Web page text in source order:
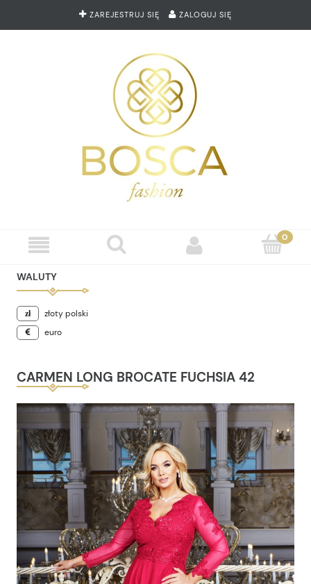
ZAREJESTRUJ SIĘ ZALOGUJ SIĘ
WALUTY
złoty polski
euro
CARMEN LONG BROCATE FUCHSIA 42